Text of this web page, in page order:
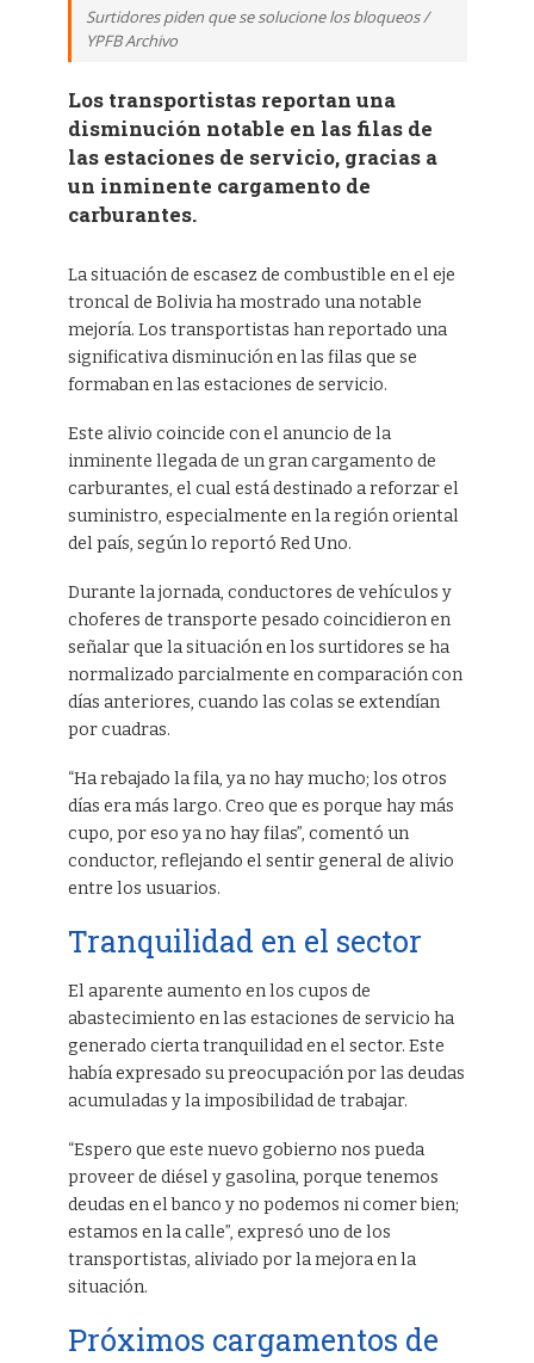
Surtidores piden que se solucione los bloqueos /
YPFB Archivo
Los transportistas reportan una
disminución notable en las filas de
las estaciones de servicio, gracias a
un inminente cargamento de
carburantes.
La situación de escasez de combustible en el eje
troncal de Bolivia ha mostrado una notable
mejoría. Los transportistas han reportado una
significativa disminución en las filas que se
formaban en las estaciones de servicio.
Este alivio coincide con el anuncio de la
inminente llegada de un gran cargamento de
carburantes, el cual está destinado a reforzar el
suministro, especialmente en la región oriental
del país, según lo reportó Red Uno.
Durante la jornada, conductores de vehículos y
choferes de transporte pesado coincidieron en
señalar que la situación en los surtidores se ha
normalizado parcialmente en comparación con
días anteriores, cuando las colas se extendían
por cuadras.
“Ha rebajado la fila, ya no hay mucho; los otros
días era más largo. Creo que es porque hay más
cupo, por eso ya no hay filas”, comentó un
conductor, reflejando el sentir general de alivio
entre los usuarios.
Tranquilidad en el sector
El aparente aumento en los cupos de
abastecimiento en las estaciones de servicio ha
generado cierta tranquilidad en el sector. Este
había expresado su preocupación por las deudas
acumuladas y la imposibilidad de trabajar.
“Espero que este nuevo gobierno nos pueda
proveer de diésel y gasolina, porque tenemos
deudas en el banco y no podemos ni comer bien;
estamos en la calle”, expresó uno de los
transportistas, aliviado por la mejora en la
situación.
Próximos cargamentos de